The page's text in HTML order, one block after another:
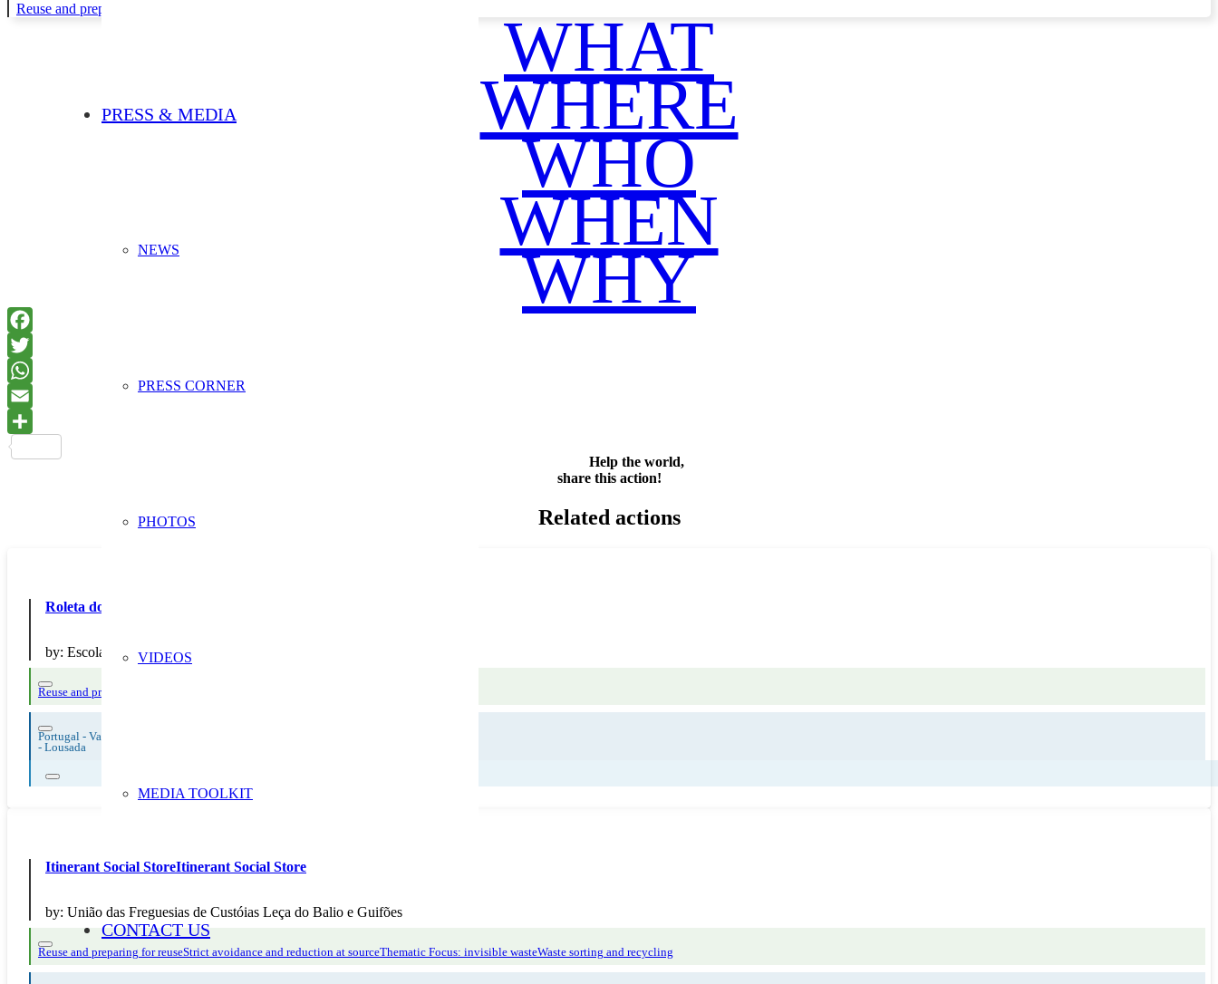
PRESS & MEDIA
NEWS
PRESS CORNER
PHOTOS
VIDEOS
MEDIA TOOLKIT
CONTACT US
Reuse and preparing for reuse
WHAT
WHERE
WHO
WHEN
WHY
Help the world,
share this action!
Related actions
Roleta dos alimentos
by: Escola Secundária de Lousada
Reuse and preparing for reuse
Portugal - Vale Do Sousa
- Lousada
Itinerant Social StoreItinerant Social Store
by: União das Freguesias de Custóias Leça do Balio e Guifões
Reuse and preparing for reuseStrict avoidance and reduction at sourceThematic Focus: invisible wasteWaste sorting and recycling